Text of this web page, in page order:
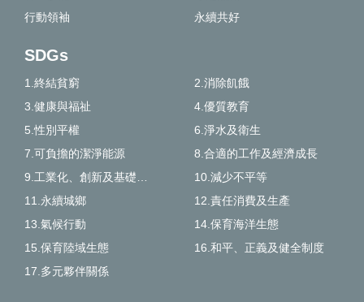
行動領袖
永續共好
SDGs
1.終結貧窮
2.消除飢餓
3.健康與福祉
4.優質教育
5.性別平權
6.淨水及衛生
7.可負擔的潔淨能源
8.合適的工作及經濟成長
10.減少不平等
11.永續城鄉
12.責任消費及生產
13.氣候行動
14.保育海洋生態
15.保育陸域生態
16.和平、正義及健全制度
17.多元夥伴關係